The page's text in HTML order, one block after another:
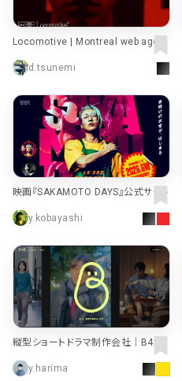
Locomotive | Montreal web agen
d.tsunemi
映画『SAKAMOTO DAYS』公式サイト
y.kobayashi
縦型ショートドラマ制作会社｜B4B I
y.harima